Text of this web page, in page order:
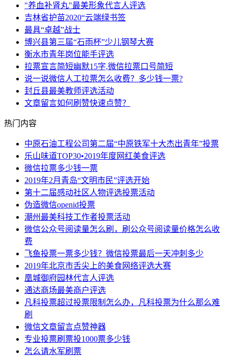
"养血补肾丸"最美形象代言人评选
吉林省护苗2020“云端绿书签
最具“卓越”战士
博兴县第三届“石雨杯”少儿钢琴大赛
衡水市青年岗位能手评选
拉票宣言简短幽默15字,微信拉票口号简短
说一说微信人工拉票怎么收费？多少钱一票?
封丘县最美教师评选活动
文章留言如何刷赞快速点赞？
热门内容
中原石油工程公司第二届“中原铁军十大杰出青年”投票
乐山味道TOP30•2019年度网红美食评选
微信拉票多少钱一票
2019年2月青岛“文明市民”评选开始
第十二届感动社区人物评选投票活动
伪造微信openid投票
潮州最美科技工作者投票活动
微信公众号阅读量怎么刷，刷公众号阅读量价格怎么收
费
飞鱼投票一票多少钱？微信投票最后一天冲刺多少
2019年北京市舌尖上的美食网络评选大赛
凰城御府园林代言人评选
通达商场最美商户评选
凡科投票超过投票限制怎么办，凡科投票为什么那么难
刷
微信文章留言点赞神器
专业投票刷票投1000票多少钱
怎么请水军刷票